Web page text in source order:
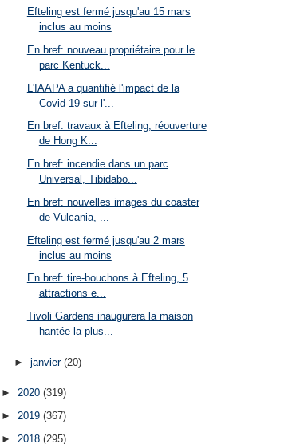
Efteling est fermé jusqu'au 15 mars
inclus au moins
En bref: nouveau propriétaire pour le
parc Kentuck...
L'IAAPA a quantifié l'impact de la
Covid-19 sur l'...
En bref: travaux à Efteling, réouverture
de Hong K...
En bref: incendie dans un parc
Universal, Tibidabo...
En bref: nouvelles images du coaster
de Vulcania, ...
Efteling est fermé jusqu'au 2 mars
inclus au moins
En bref: tire-bouchons à Efteling, 5
attractions e...
Tivoli Gardens inaugurera la maison
hantée la plus...
► janvier (20)
►2020(319)
► 2019(367)
► 2018(295)